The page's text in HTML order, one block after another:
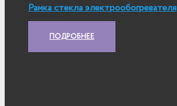
Рамка стекла электрообогревателя
Артикул: 21.50.258
ПОДРОБНЕЕ